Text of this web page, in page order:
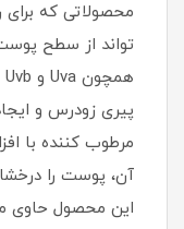
محصولاتی که
تواند از سطح
پیری زودرس و
مرطوب کننده با
آن، پوست را
این محصول حاوی